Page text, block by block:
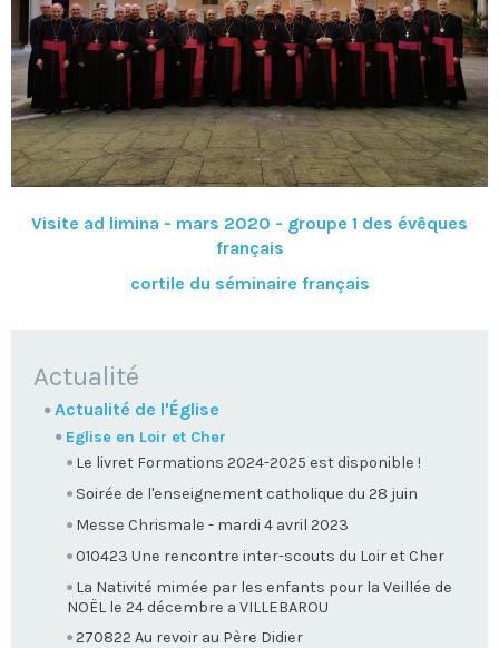
Visite ad limina - mars 2020 - groupe 1 des évêques
français
cortile du séminaire français
NAVIGATION
Actualité
Actualité de l'Église
Eglise en Loir et Cher
Le livret Formations 2024-2025 est disponible !
Soirée de l'enseignement catholique du 28 juin
Messe Chrismale - mardi 4 avril 2023
010423 Une rencontre inter-scouts du Loir et Cher
La Nativité mimée par les enfants pour la Veillée de
NOËL le 24 décembre a VILLEBAROU
270822 Au revoir au Père Didier